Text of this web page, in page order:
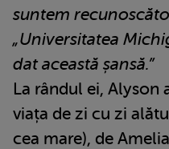
suntem
„Universitatea
dat această șansă.”
La rândul ei, Alyson
viața de zi cu zi
cea mare), de